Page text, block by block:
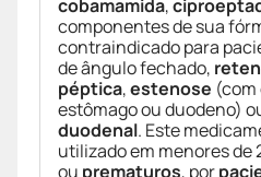
cobamamida,
componentes de sua
contraindicado para
de ângulo fechado,
péptica,estenose
estômago ou duodeno)
duodenal. Este
utilizado em menores de
ou prematuros, por